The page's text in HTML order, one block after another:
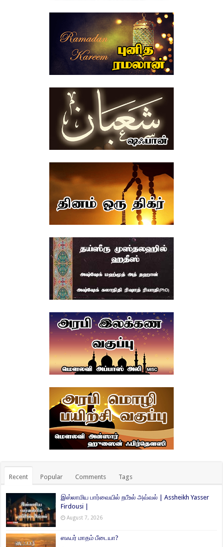
Recent Popular Comments Tags
இஸ்லாமிய பார்வையில் றபீஉல் அவ்வல் | Assheikh Yasser
Firdousi |
August 7, 2026
ஸஃபர் மாதம் பீடையா?